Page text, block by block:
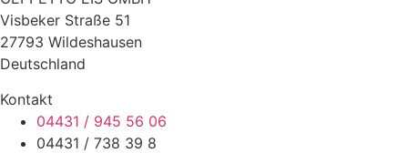
Visbeker Straße 51
27793 Wildeshausen
Deutschland
Kontakt
04431 / 945 56 06
04431 / 738 39 8